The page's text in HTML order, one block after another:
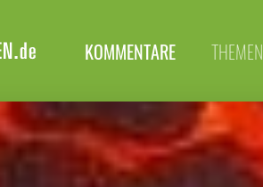
KOMMENTARE THEMEN